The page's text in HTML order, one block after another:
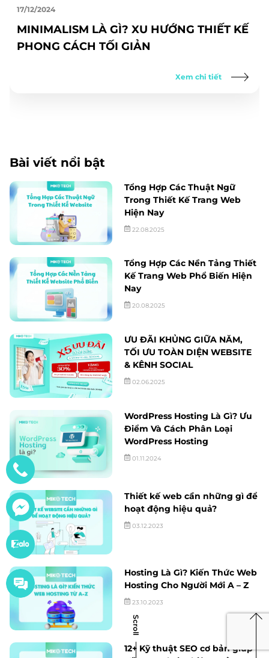
17/12/2024
MINIMALISM LÀ GÌ? XU HƯỚNG THIẾT KẾ
PHONG CÁCH TỐI GIẢN
Xem chi tiết
Bài viết nổi bật
Tổng Hợp Các Thuật Ngữ
Trong Thiết Kế Trang Web
Hiện Nay
22.08.2025
Tổng Hợp Các Nền Tảng Thiết
Kế Trang Web Phổ Biến Hiện
Nay
20.08.2025
ƯU ĐÃI KHỦNG GIỮA NĂM,
TỐI ƯU TOÀN DIỆN WEBSITE
& KÊNH SOCIAL
02.06.2025
WordPress Hosting Là Gì? Ưu
Điểm Và Cách Phân Loại
WordPress Hosting
01.11.2024
Thiết kế web cần những gì để
hoạt động hiệu quả?
03.12.2023
Hosting Là Gì? Kiến Thức Web
Hosting Cho Người Mới A – Z
23.10.2023
12+ Kỹ thuật SEO cơ bản giúp
Scroll